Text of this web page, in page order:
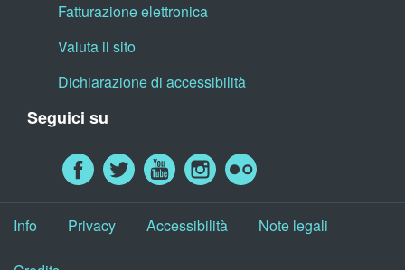
Fatturazione elettronica
Valuta il sito
Dichiarazione di accessibilità
Seguici su
Info Privacy Accessibilità Note legali